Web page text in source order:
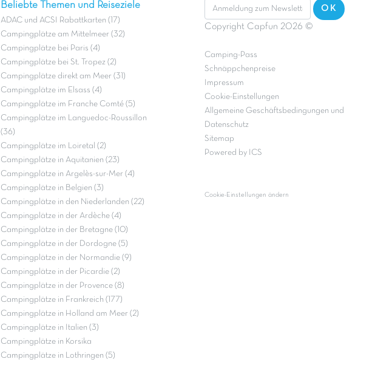
Beliebte Themen und Reiseziele
ADAC und ACSI Rabattkarten (17)
Campingplätze am Mittelmeer (32)
Campingplätze bei Paris (4)
Campingplätze bei St. Tropez (2)
Campingplätze direkt am Meer (31)
Campingplätze im Elsass (4)
Campingplätze im Franche Comté (5)
Campingplätze im Languedoc-Roussillon
(36)
Campingplätze im Loiretal (2)
Campingplätze in Aquitanien (23)
Campingplätze in Argelès-sur-Mer (4)
Campingplätze in Belgien (3)
Campingplätze in den Niederlanden (22)
Campingplätze in der Ardèche (4)
Campingplätze in der Bretagne (10)
Campingplätze in der Dordogne (5)
Campingplätze in der Normandie (9)
Campingplätze in der Picardie (2)
Campingplätze in der Provence (8)
Campingplätze in Frankreich (177)
Campingplätze in Holland am Meer (2)
Campingplätze in Italien (3)
Campingplätze in Korsika
Campingplätze in Lothringen (5)
OK
Copyright Capfun 2026 ©
Camping-Pass
Schnäppchenpreise
Impressum
Cookie-Einstellungen
Allgemeine Geschäftsbedingungen und
Datenschutz
Sitemap
Powered by ICS
Cookie-Einstellungen ändern